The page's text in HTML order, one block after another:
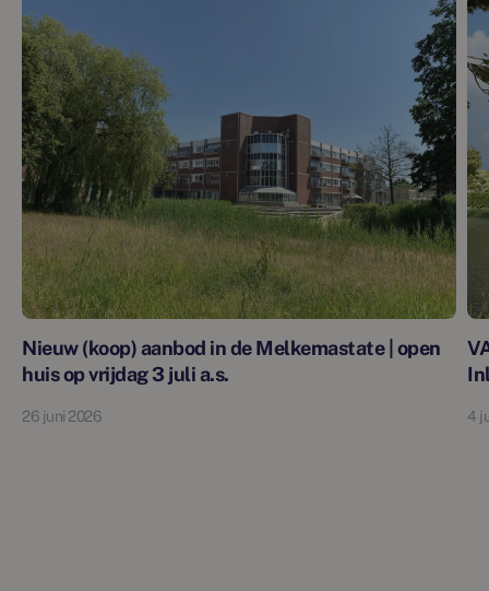
Nieuw (koop) aanbod in de Melkemastate | open
huis op vrijdag 3 juli a.s.
26 juni 2026 4